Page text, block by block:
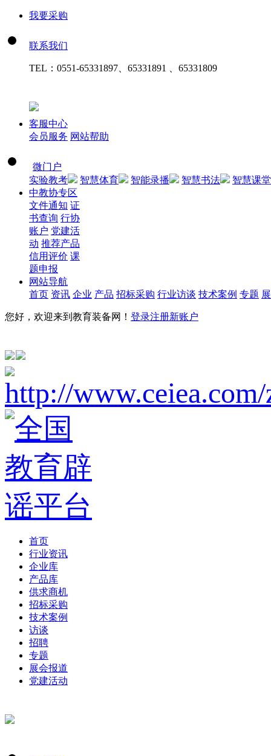
我要采购
联系我们
TEL： 0551-65331897、65331891 、65331809
客服中心
会员服务 网站帮助
微门户
实验教考
智慧体育 智能录播 智慧书法
智慧课堂
中教协专区
文件通知 证
书查询 行协
账户 党建活
动 推荐产品
信用评价 课
题申报
网站导航
首页 资讯 企业 产品 招标采购 行业访谈 技术案例 专题
您好，欢迎来到教育装备网！ 登录注册新账户
首页
行业资讯
企业库
产品库
供求商机
招标采购
技术案例
访谈
招聘
专题
展会报道
党建活动